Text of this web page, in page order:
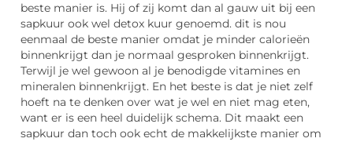
beste manier is. Hij of zij komt dan al gauw uit bij een
sapkuur ook wel detox kuur genoemd. dit is nou
eenmaal de beste manier omdat je minder calorieën
binnenkrijgt dan je normaal gesproken binnenkrijgt.
Terwijl je wel gewoon al je benodigde vitamines en
mineralen binnenkrijgt. En het beste is dat je niet zelf
hoeft na te denken over wat je wel en niet mag eten,
want er is een heel duidelijk schema. Dit maakt een
sapkuur dan toch ook echt de makkelijkste manier om